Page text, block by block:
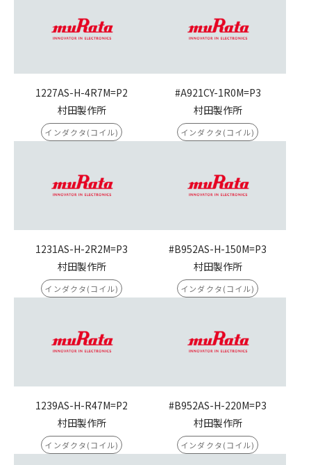
1227AS-H-4R7M=P2
村田製作所
インダクタ(コイル)
#A921CY-1R0M=P3
村田製作所
インダクタ(コイル)
1231AS-H-2R2M=P3
村田製作所
インダクタ(コイル)
#B952AS-H-150M=P3
村田製作所
インダクタ(コイル)
1239AS-H-R47M=P2
村田製作所
インダクタ(コイル)
#B952AS-H-220M=P3
村田製作所
インダクタ(コイル)